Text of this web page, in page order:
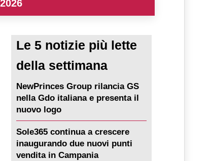
Le 5 notizie più lette
della settimana
NewPrinces Group rilancia GS
nella Gdo italiana e presenta il
nuovo logo
Sole365 continua a crescere
inaugurando due nuovi punti
vendita in Campania